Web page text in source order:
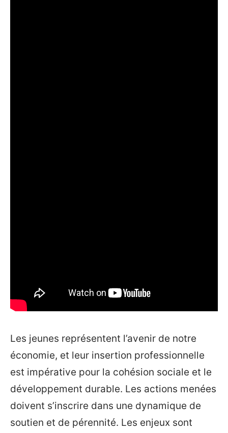
Les jeunes représentent l’avenir de notre
économie, et leur insertion professionnelle
est impérative pour la cohésion sociale et le
développement durable. Les actions menées
doivent s’inscrire dans une dynamique de
soutien et de pérennité. Les enjeux sont